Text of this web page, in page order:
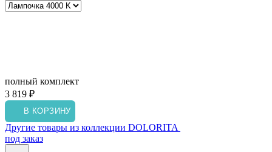
полный комплект
3 819 ₽
В КОРЗИНУ
Другие товары из коллекции DOLORITA
под заказ